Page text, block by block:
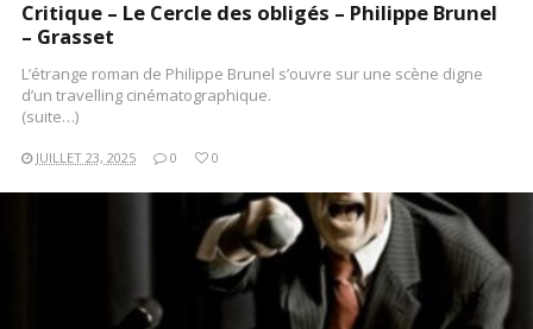
Critique – Le Cercle des obligés – Philippe Brunel
– Grasset
L’étrange roman de Philippe Brunel s’ouvre sur une scène digne
d’un travelling cinématographique.
(suite…)
JUILLET 23, 2025 0 0